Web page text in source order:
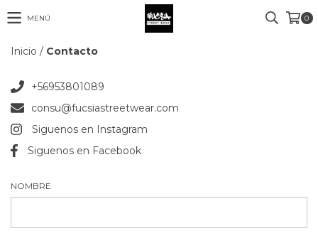
MENÚ 0
Inicio / Contacto
+56953801089
consu@fucsiastreetwear.com
Siguenos en Instagram
Siguenos en Facebook
NOMBRE